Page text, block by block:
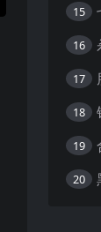
15
16
17
18
19
20